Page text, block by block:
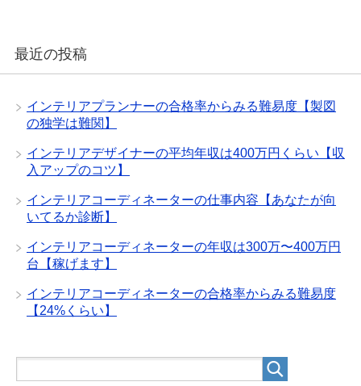
最近の投稿
インテリアプランナーの合格率からみる難易度【製図
の独学は難関】
インテリアデザイナーの平均年収は400万円くらい【収
入アップのコツ】
インテリアコーディネーターの仕事内容【あなたが向
いてるか診断】
インテリアコーディネーターの年収は300万〜400万円
台【稼げます】
インテリアコーディネーターの合格率からみる難易度
【24%くらい】